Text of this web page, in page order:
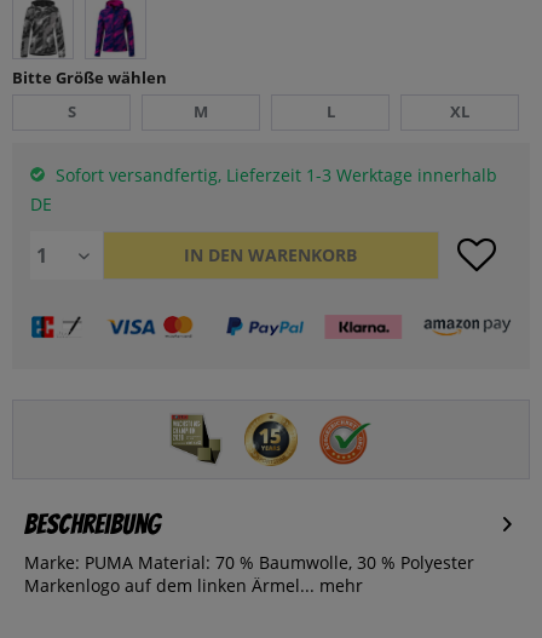
Bitte Größe wählen
S
M L XL
Sofort versandfertig, Lieferzeit 1-3 Werktage innerhalb
DE
IN DEN WARENKORB
Beschreibung
Marke: PUMA Material: 70 % Baumwolle, 30 % Polyester
Markenlogo auf dem linken Ärmel... mehr